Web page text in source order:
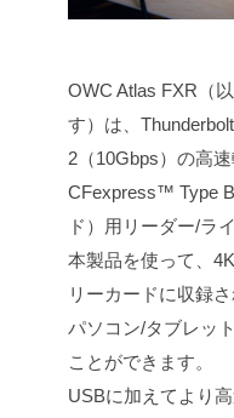
OWC Atlas FXR（
す）は、
2（10Gbps）の高速
CFexpress™ Type
ド）用リーダー/ラ
本製品を使って、
リーカードに収録
パソコン/タブレッ
ことができます。
USBに加えてより